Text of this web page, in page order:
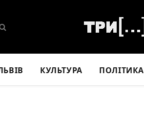
КУЛЬТУРА ПОЛІТИКА